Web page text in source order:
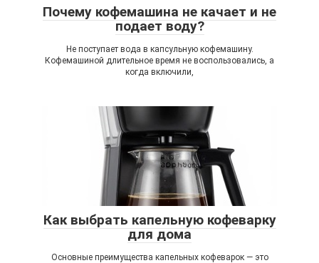
Почему кофемашина не качает и не
подает воду?
Не поступает вода в капсульную кофемашину.
Кофемашиной длительное время не воспользовались, а
когда включили,
Как выбрать капельную кофеварку
для дома
Основные преимущества капельных кофеварок — это